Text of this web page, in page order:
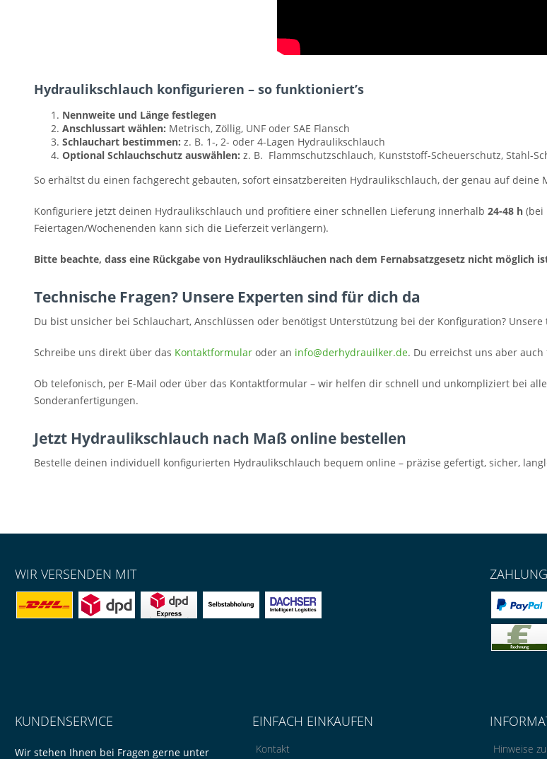
Hydraulikschlauch konfigurieren – so funktioniert’s
Nennweite und Länge festlegen
Anschlussart wählen: Metrisch, Zöllig, UNF oder SAE Flansch
Schlauchart bestimmen: z. B. 1-, 2- oder 4-Lagen Hydraulikschlauch
Optional Schlauchschutz auswählen: z. B. Flammschutzschlauch, Kunststoff-Scheuerschutz, Stahl-
So erhältst du einen fachgerecht gebauten, sofort einsatzbereiten Hydraulikschlauch, der genau auf deine
Konfiguriere jetzt deinen Hydraulikschlauch und profitiere einer schnellen Lieferung innerhalb 24-48 h (bei
Feiertagen/Wochenenden kann sich die Lieferzeit verlängern).
Bitte beachte, dass eine Rückgabe von Hydraulikschläuchen nach dem Fernabsatzgesetz nicht möglich
Technische Fragen? Unsere Experten sind für dich da
Du bist unsicher bei Schlauchart, Anschlüssen oder benötigst Unterstützung bei der Konfiguration?
Schreibe uns direkt über das Kontaktformular oder an info@derhydrauilker.de. Du erreichst uns aber
Ob telefonisch, per E-Mail oder über das Kontaktformular – wir helfen dir schnell und unkompliziert bei
Sonderanfertigungen.
Jetzt Hydraulikschlauch nach Maß online bestellen
Bestelle deinen individuell konfigurierten Hydraulikschlauch bequem online – präzise gefertigt, sicher,
WIR VERSENDEN MIT
KUNDENSERVICE
Wir stehen Ihnen bei Fragen gerne unter
EINFACH EINKAUFEN
Kontakt Hinweise